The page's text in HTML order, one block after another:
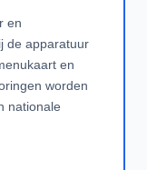
en
de apparatuur
en
worden
nationale